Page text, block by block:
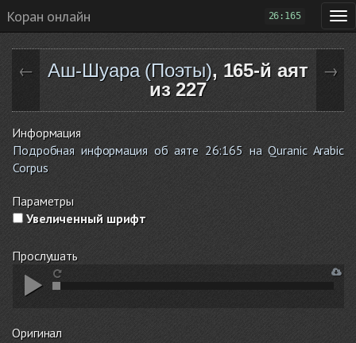
Коран онлайн 26:165
← Аш-Шуара (Поэты), 165-й аят
из 227
→
Информация
Подробная информация об аяте 26:165 на Quranic Arabic
Corpus
Параметры
Увеличенный шрифт
Прослушать
Оригинал